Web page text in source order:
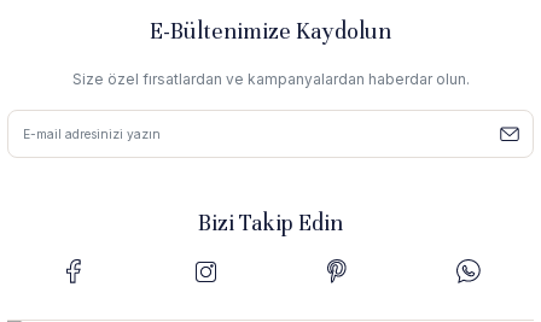
E-Bültenimize Kaydolun
Size özel fırsatlardan ve kampanyalardan haberdar olun.
Bizi Takip Edin